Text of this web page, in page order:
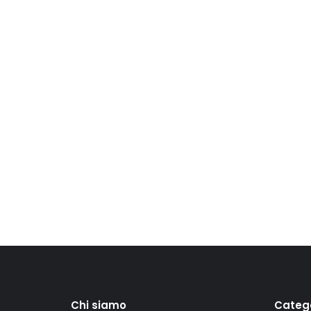
Chi siamo